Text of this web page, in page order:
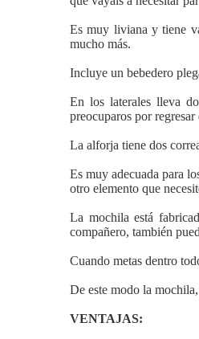
Es muy liviana y tiene
mucho más.
Incluye un bebedero
En los laterales lleva
preocuparos por regresar
La alforja tiene dos
Es muy adecuada para
otro elemento que
La mochila está
compañero, también
Cuando metas dentro
De este modo la
VENTAJAS: